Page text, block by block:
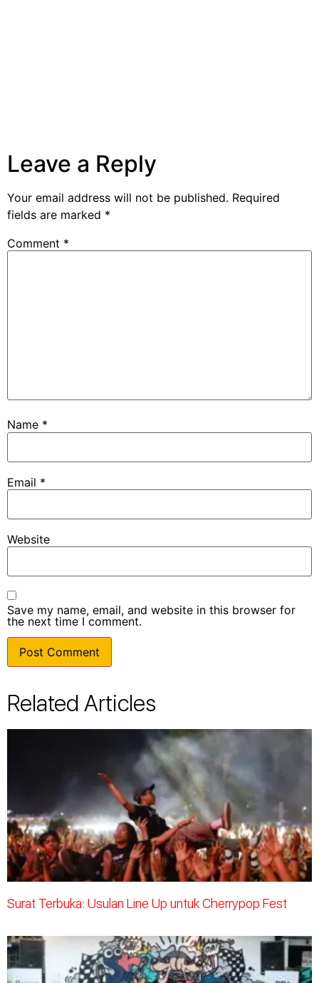
Leave a Reply
Your email address will not be published. Required
fields are marked *
Comment *
Name *
Email *
Website
Save my name, email, and website in this browser for
the next time I comment.
Related Articles
Surat Terbuka: Usulan Line Up untuk Cherrypop Fest